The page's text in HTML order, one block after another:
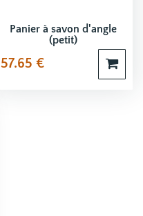
Panier à savon d'angle
(petit)
57.65 €